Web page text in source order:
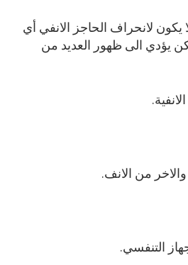
لانحراف الحاجز الانفي أي
يؤدي الى ظهور العديد من
من الانف.
التنفسي.